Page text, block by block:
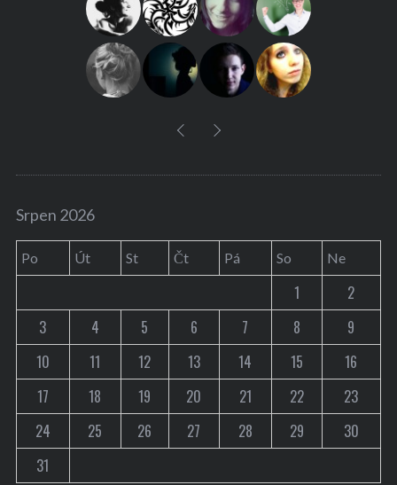
Srpen 2026
Po Út St Čt Pá So Ne
1
2
3
4 5 6 7 8
9
10
11 12 13 14 15
16
17
18 19 20 21 22
23
24
25 26 27 28 29
30
31